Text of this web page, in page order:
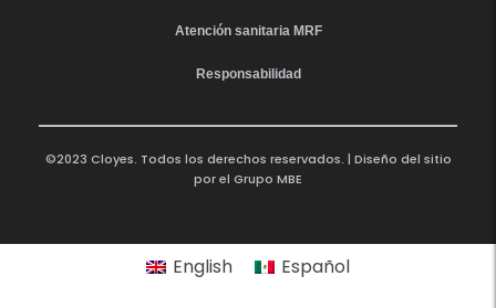
Atención sanitaria MRF
Responsabilidad
©2023 Cloyes. Todos los derechos reservados. | Diseño del sitio
por el Grupo MBE
English Español